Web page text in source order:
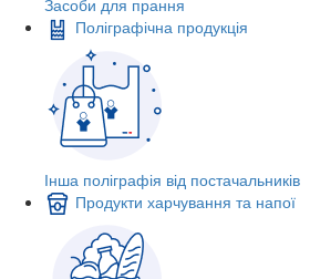
Засоби для прання
Поліграфічна продукція
Інша поліграфія від постачальників
Продукти харчування та напої